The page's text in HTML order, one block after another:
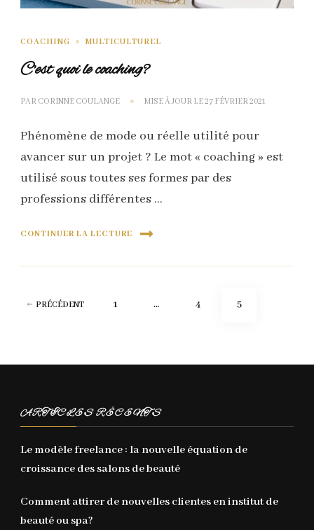
COACHING MULTICULTUREL
C’est quoi le coaching?
PAR CORINNE COULANGE MISE À JOUR LE27 FÉVRIER 2021
Phénomène de mode ou réelle utilité pour
avancer sur un projet ? Le mot « coaching » est
utilisé sous toutes ses formes par des
professions différentes …
CONTINUER LA LECTURE
Pagination
PRÉCÉDENT PAGE
1 … PAGE
4 PAGE
5
ARTICLES RÉCENTS
Le modèle freelance : la nouvelle équation de
croissance des salons de beauté
Comment attirer de nouvelles clientes en institut de
beauté ou spa?